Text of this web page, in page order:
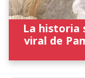
La historia
viral de